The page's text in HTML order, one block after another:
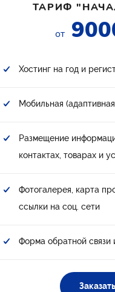
ТАРИФ
от
Хостинг на год и
Мобильная
Размещение
контактах, товарах и
Фотогалерея, карта
ссылки на соц. сети
Форма обратной связи
Заказать